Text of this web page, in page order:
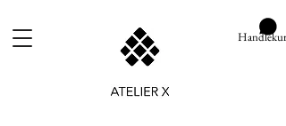
Handlekurv